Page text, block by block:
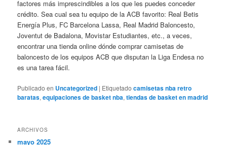
factores más imprescindibles a los que les puedes conceder
crédito. Sea cual sea tu equipo de la ACB favorito: Real Betis
Energía Plus, FC Barcelona Lassa, Real Madrid Baloncesto,
Joventut de Badalona, Movistar Estudiantes, etc., a veces,
encontrar una tienda online dónde comprar camisetas de
baloncesto de los equipos ACB que disputan la Liga Endesa no
es una tarea fácil.
Publicado en Uncategorized | Etiquetado camisetas nba retro
baratas,equipaciones de basket nba,tiendas de basket en madrid
ARCHIVOS
mayo 2025